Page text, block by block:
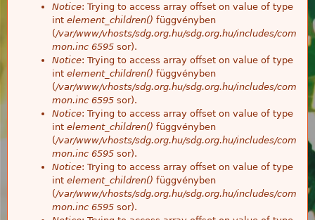
Notice: Trying to access array offset on value of type
int element_children() függvényben
(/var/www/vhosts/sdg.org.hu/sdg.org.hu/includes/com
mon.inc 6595 sor).
Notice: Trying to access array offset on value of type
int element_children() függvényben
(/var/www/vhosts/sdg.org.hu/sdg.org.hu/includes/com
mon.inc 6595 sor).
Notice: Trying to access array offset on value of type
int element_children() függvényben
(/var/www/vhosts/sdg.org.hu/sdg.org.hu/includes/com
mon.inc 6595 sor).
Notice: Trying to access array offset on value of type
int element_children() függvényben
(/var/www/vhosts/sdg.org.hu/sdg.org.hu/includes/com
mon.inc 6595 sor).